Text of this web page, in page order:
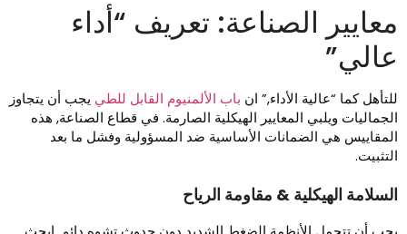
الصناعة: تعريف “أداء
كما “عالية الأداء,” انباب الألمنيوم القابل للطييجب أن يتجاوز
ويلبي المعايير الهيكلية الصارمة. في قطاع الصناعة, هذه
هي الضمانات الأساسية ضد المسؤولية وفشل ما بعد
الهيكلية & مقاومة الرياح